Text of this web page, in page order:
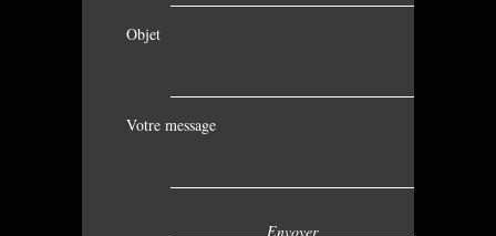
Objet
Votre message